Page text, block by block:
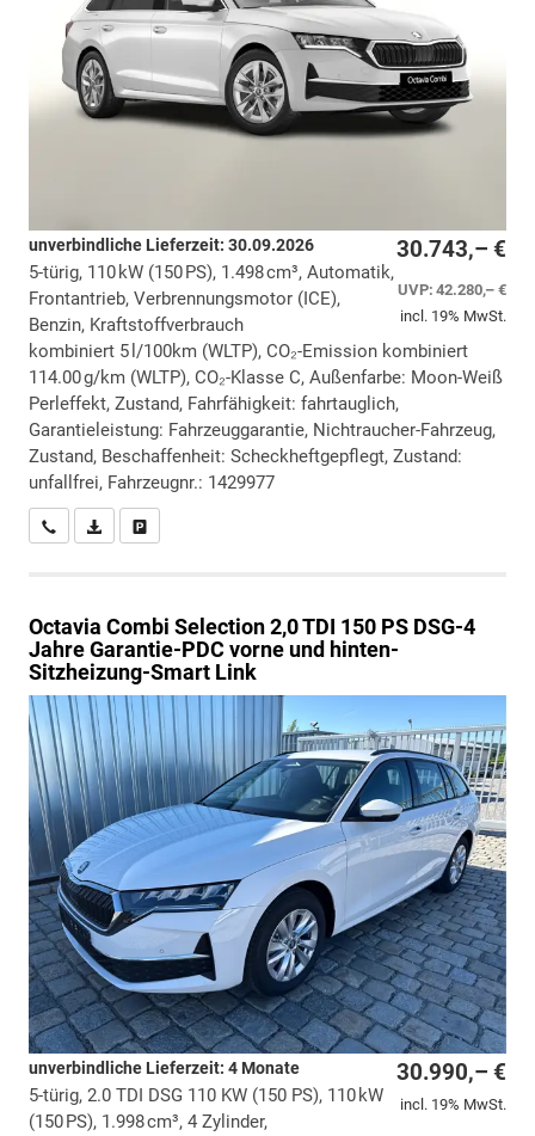
30.743,– €
UVP:42.280,– €
incl. 19% MwSt.
unverbindliche Lieferzeit: 30.09.2026
5-türig, 110 kW (150 PS), 1.498 cm³, Automatik,
Frontantrieb, Verbrennungsmotor (ICE),
Benzin, Kraftstoffverbrauch
kombiniert 5 l/100km (WLTP), CO₂-Emission kombiniert
114.00 g/km (WLTP), CO₂-Klasse C, Außenfarbe: Moon-Weiß
Perleffekt, Zustand, Fahrfähigkeit: fahrtauglich,
Garantieleistung: Fahrzeuggarantie, Nichtraucher-Fahrzeug,
Zustand, Beschaffenheit: Scheckheftgepflegt, Zustand:
unfallfrei, Fahrzeugnr.: 1429977
Wir rufen Sie anPDF-Datei, Fahrzeugexposé drucken
Octavia Combi Selection 2,0 TDI 150 PS DSG-4
Jahre Garantie-PDC vorne und hinten-
Sitzheizung-Smart Link
30.990,– €
incl. 19% MwSt.
unverbindliche Lieferzeit: 4 Monate
5-türig, 2.0 TDI DSG 110 KW (150 PS), 110 kW
(150 PS), 1.998 cm³, 4 Zylinder,